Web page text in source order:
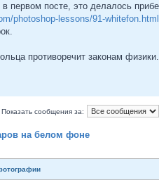
в первом посте, это делалось
photoshop-lessons/91-whitefon.html
противоречит законам физики.
Показать сообщения за:
на белом фоне